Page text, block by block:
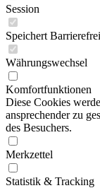
Session
Speichert
Währungswechsel
Komfortfunktionen
Diese Cookies
ansprechender zu
des Besuchers.
Merkzettel
Statistik & Tracking